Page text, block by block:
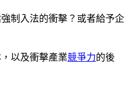
制入法的衝擊？或者給予企
以及衝擊產業競爭力的後